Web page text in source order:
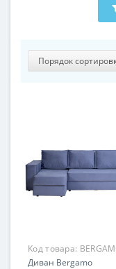
Код товара:
3ML-1K-СИНИЙ-Vel48
Диван Bergamo